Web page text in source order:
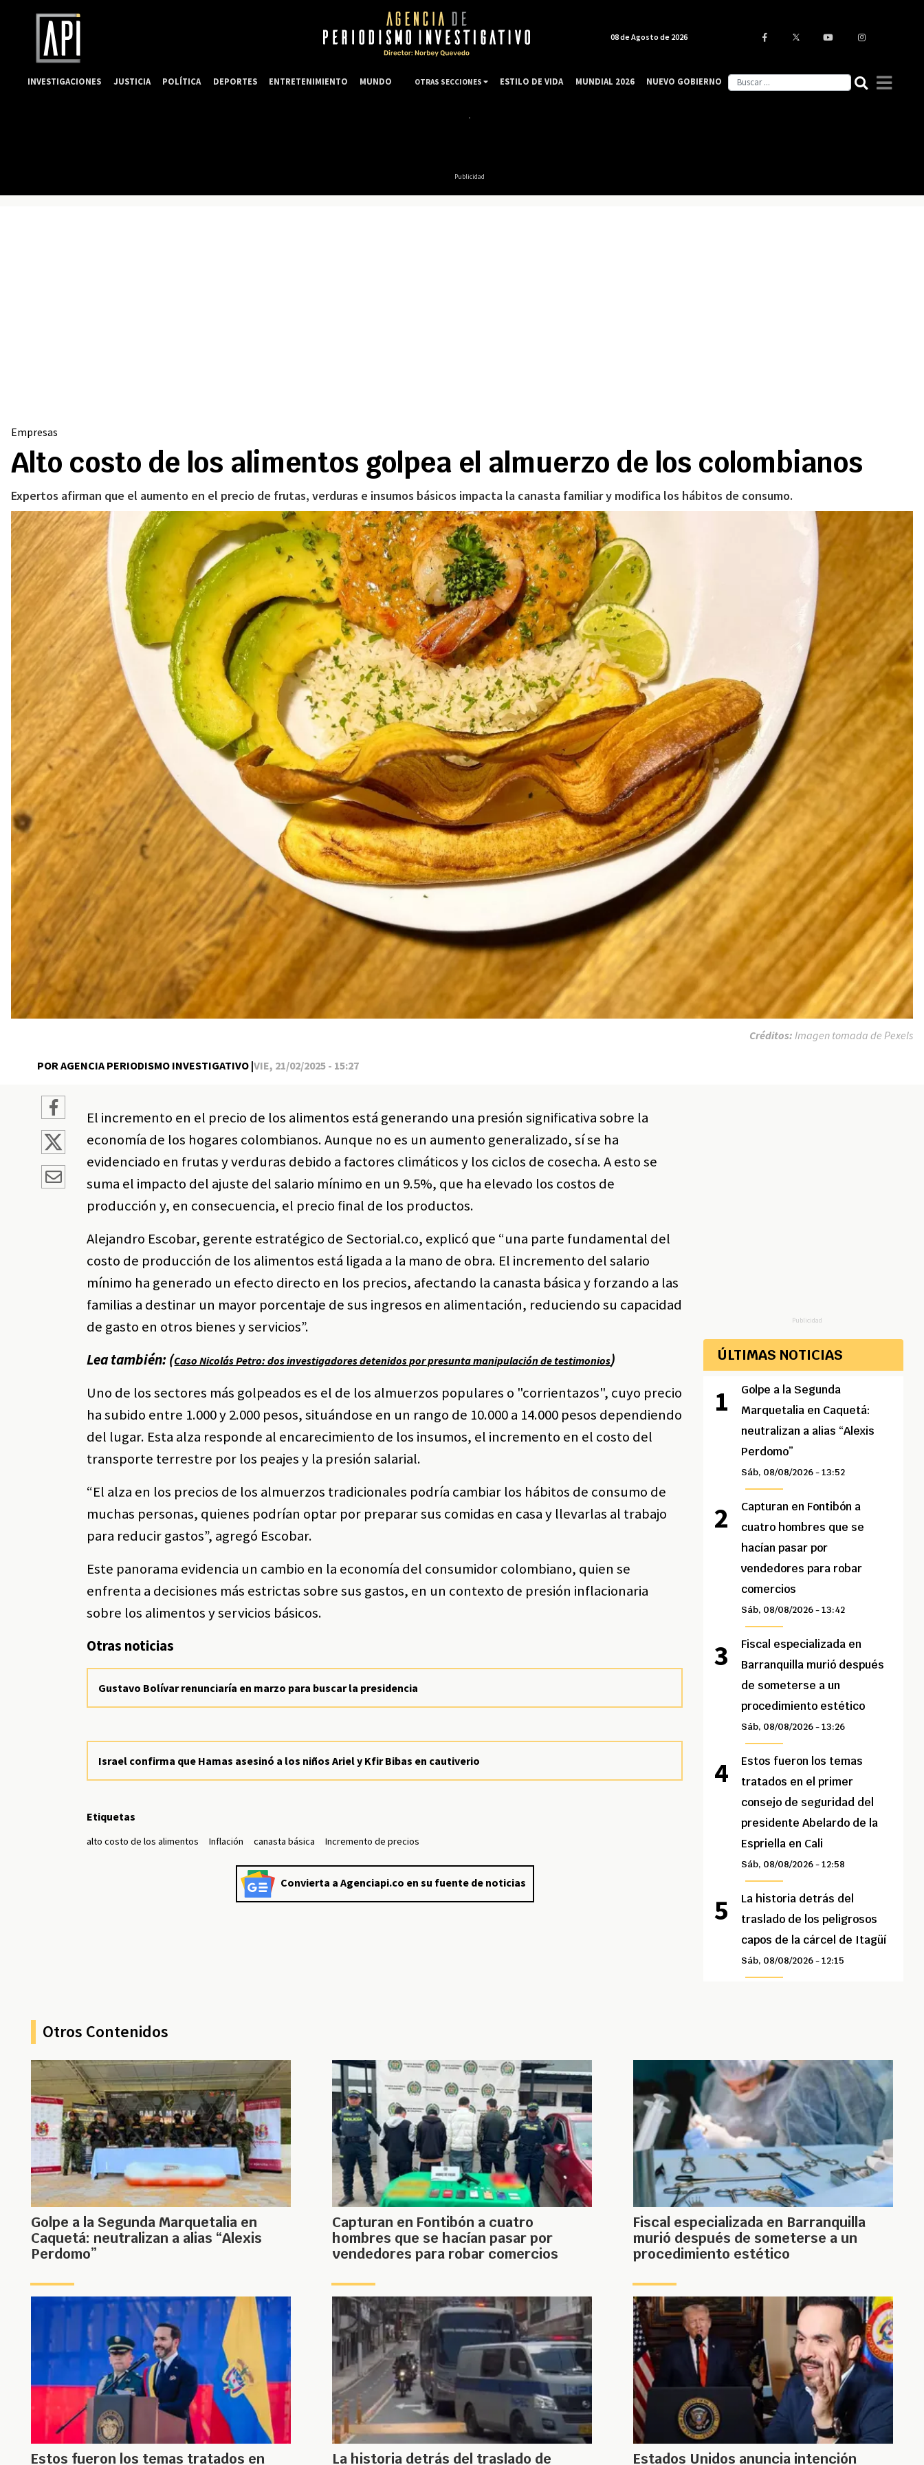
Publicidad
Empresas
Alto costo de los alimentos golpea el almuerzo de los colombianos
Expertos afirman que el aumento en el precio de frutas, verduras e insumos básicos impacta la canasta familiar y modifica los hábitos de consumo.
POR AGENCIA PERIODISMO INVESTIGATIVO |VIE, 21/02/2025 - 15:27
Créditos: Imagen tomada de Pexels
El incremento en el precio de los alimentos está generando una presión significativa sobre la
economía de los hogares colombianos. Aunque no es un aumento generalizado, sí se ha
evidenciado en frutas y verduras debido a factores climáticos y los ciclos de cosecha. A esto se
suma el impacto del ajuste del salario mínimo en un 9.5%, que ha elevado los costos de
producción y, en consecuencia, el precio final de los productos.
Alejandro Escobar, gerente estratégico de Sectorial.co, explicó que “una parte fundamental del
costo de producción de los alimentos está ligada a la mano de obra. El incremento del salario
mínimo ha generado un efecto directo en los precios, afectando la canasta básica y forzando a las
familias a destinar un mayor porcentaje de sus ingresos en alimentación, reduciendo su capacidad
de gasto en otros bienes y servicios”.
Lea también: (Caso Nicolás Petro: dos investigadores detenidos por presunta manipulación de testimonios)
Uno de los sectores más golpeados es el de los almuerzos populares o "corrientazos", cuyo precio
ha subido entre 1.000 y 2.000 pesos, situándose en un rango de 10.000 a 14.000 pesos dependiendo
del lugar. Esta alza responde al encarecimiento de los insumos, el incremento en el costo del
transporte terrestre por los peajes y la presión salarial.
“El alza en los precios de los almuerzos tradicionales podría cambiar los hábitos de consumo de
muchas personas, quienes podrían optar por preparar sus comidas en casa y llevarlas al trabajo
para reducir gastos”, agregó Escobar.
Este panorama evidencia un cambio en la economía del consumidor colombiano, quien se
enfrenta a decisiones más estrictas sobre sus gastos, en un contexto de presión inflacionaria
sobre los alimentos y servicios básicos.
Otras noticias
Gustavo Bolívar renunciaría en marzo para buscar la presidencia
Israel confirma que Hamas asesinó a los niños Ariel y Kfir Bibas en cautiverio
Etiquetas
alto costo de los alimentos Inflación canasta básica Incremento de precios
Convierta a Agenciapi.co en su fuente de noticias
Publicidad
ÚLTIMAS NOTICIAS
Golpe a la Segunda
Marquetalia en Caquetá:
neutralizan a alias “Alexis
Perdomo”
Sáb, 08/08/2026 - 13:52
Capturan en Fontibón a
cuatro hombres que se
hacían pasar por
vendedores para robar
comercios
Sáb, 08/08/2026 - 13:42
Fiscal especializada en
Barranquilla murió después
de someterse a un
procedimiento estético
Sáb, 08/08/2026 - 13:26
Estos fueron los temas
tratados en el primer
consejo de seguridad del
presidente Abelardo de la
Espriella en Cali
Sáb, 08/08/2026 - 12:58
La historia detrás del
traslado de los peligrosos
capos de la cárcel de Itagüí
Sáb, 08/08/2026 - 12:15
Otros Contenidos
Golpe a la Segunda Marquetalia en
Caquetá: neutralizan a alias “Alexis
Perdomo”
Capturan en Fontibón a cuatro
hombres que se hacían pasar por
vendedores para robar comercios
Fiscal especializada en Barranquilla
murió después de someterse a un
procedimiento estético
Estos fueron los temas tratados en La historia detrás del traslado de Estados Unidos anuncia intención
08 de Agosto de 2026
INVESTIGACIONES JUSTICIA POLÍTICA DEPORTES ENTRETENIMIENTO MUNDO OTRAS SECCIONES ESTILO DE VIDA MUNDIAL 2026 NUEVO GOBIERNO